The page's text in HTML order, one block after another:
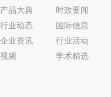
产品大典
时政要闻
行业动态
国际信息
企业资讯
行业活动
视频
学术精选